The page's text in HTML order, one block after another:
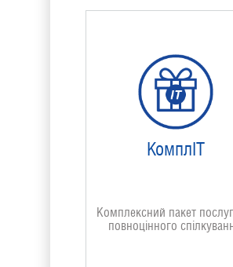
КомплІТ
Комплексний пакет
повноцінного